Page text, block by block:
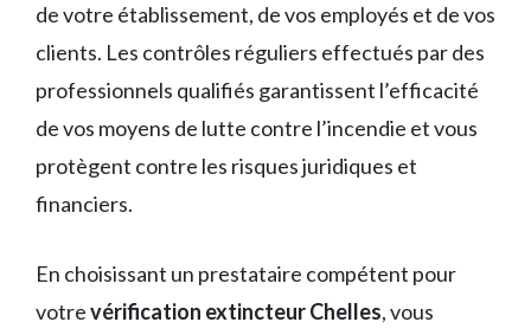
de votre établissement, de vos employés et de vos
clients. Les contrôles réguliers effectués par des
professionnels qualifiés garantissent l’efficacité
de vos moyens de lutte contre l’incendie et vous
protègent contre les risques juridiques et
financiers.
En choisissant un prestataire compétent pour
votrevérification extincteur Chelles, vous